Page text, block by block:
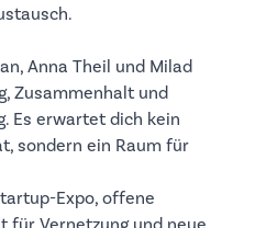
Anna Theil und Milad
Zusammenhalt und
Es erwartet dich kein
sondern ein Raum für
Expo, offene